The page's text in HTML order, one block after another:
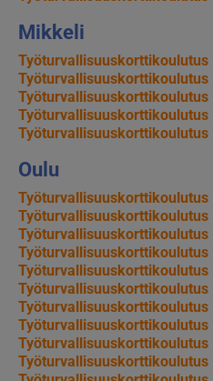
Mikkeli
Työturvallisuuskorttikoulutus
Työturvallisuuskorttikoulutus
Työturvallisuuskorttikoulutus
Työturvallisuuskorttikoulutus
Työturvallisuuskorttikoulutus
Oulu
Työturvallisuuskorttikoulutus
Työturvallisuuskorttikoulutus
Työturvallisuuskorttikoulutus
Työturvallisuuskorttikoulutus
Työturvallisuuskorttikoulutus
Työturvallisuuskorttikoulutus
Työturvallisuuskorttikoulutus
Työturvallisuuskorttikoulutus
Työturvallisuuskorttikoulutus
Työturvallisuuskorttikoulutus